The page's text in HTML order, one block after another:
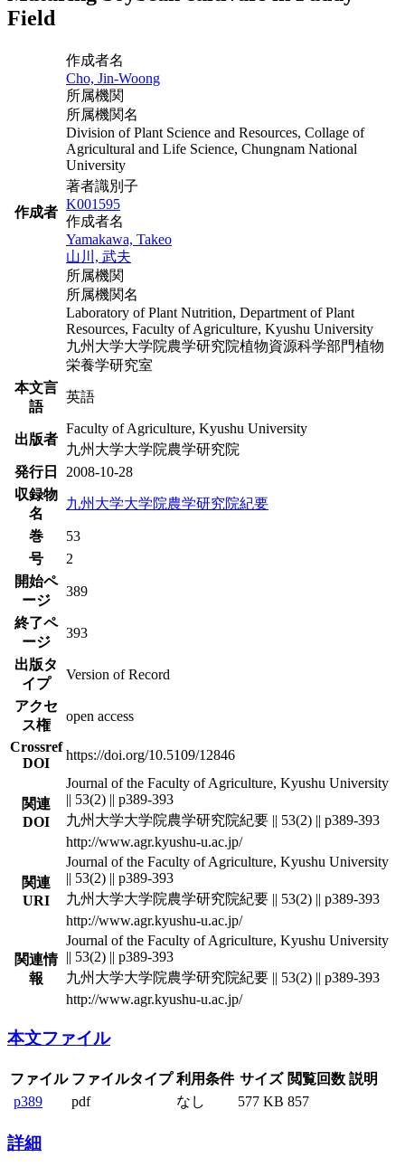
Field
作成者
作成者名
Cho, Jin-Woong
所属機関
所属機関名
Division of Plant Science and Resources, Collage of
Agricultural and Life Science, Chungnam National
University
著者識別子
K001595
作成者名
Yamakawa, Takeo
山川, 武夫
所属機関
所属機関名
Laboratory of Plant Nutrition, Department of Plant
Resources, Faculty of Agriculture, Kyushu University
九州大学大学院農学研究院植物資源科学部門植物
栄養学研究室
本文言
語
英語
出版者
Faculty of Agriculture, Kyushu University
九州大学大学院農学研究院
発行日
2008-10-28
収録物
名
九州大学大学院農学研究院紀要
巻
53
号
2
開始ペ
ージ
389
終了ペ
ージ
393
出版タ
イプ
Version of Record
アクセ
ス権
open access
Crossref
DOI
https://doi.org/10.5109/12846
関連
DOI
Journal of the Faculty of Agriculture, Kyushu University
|| 53(2) || p389-393
九州大学大学院農学研究院紀要 || 53(2) || p389-393
http://www.agr.kyushu-u.ac.jp/
関連
URI
Journal of the Faculty of Agriculture, Kyushu University
|| 53(2) || p389-393
九州大学大学院農学研究院紀要 || 53(2) || p389-393
http://www.agr.kyushu-u.ac.jp/
関連情
報
Journal of the Faculty of Agriculture, Kyushu University
|| 53(2) || p389-393
九州大学大学院農学研究院紀要 || 53(2) || p389-393
http://www.agr.kyushu-u.ac.jp/
本文ファイル
ファイル ファイルタイプ 利用条件 サイズ 閲覧回数 説明
p389
pdf なし 577 KB 857
詳細